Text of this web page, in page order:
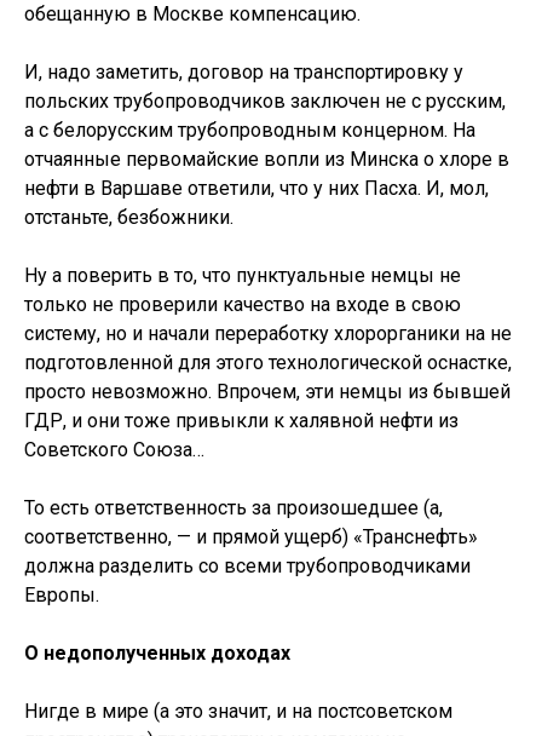
обещанную в Москве компенсацию.
И, надо заметить, договор на транспортировку у
польских трубопроводчиков заключен не с русским,
а с белорусским трубопроводным концерном. На
отчаянные первомайские вопли из Минска о хлоре в
нефти в Варшаве ответили, что у них Пасха. И, мол,
отстаньте, безбожники.
Ну а поверить в то, что пунктуальные немцы не
только не проверили качество на входе в свою
систему, но и начали переработку хлорорганики на не
подготовленной для этого технологической оснастке,
просто невозможно. Впрочем, эти немцы из бывшей
ГДР, и они тоже привыкли к халявной нефти из
Советского Союза…
То есть ответственность за произошедшее (а,
соответственно, — и прямой ущерб) «Транснефть»
должна разделить со всеми трубопроводчиками
Европы.
О недополученных доходах
Нигде в мире (а это значит, и на постсоветском